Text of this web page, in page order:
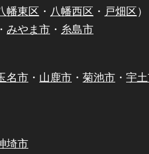
幡東区 ・ 八幡西区 ・ 戸畑区）
・ みやま市 ・ 糸島市
名市 ・ 山鹿市 ・ 菊池市 ・ 宇
埼市